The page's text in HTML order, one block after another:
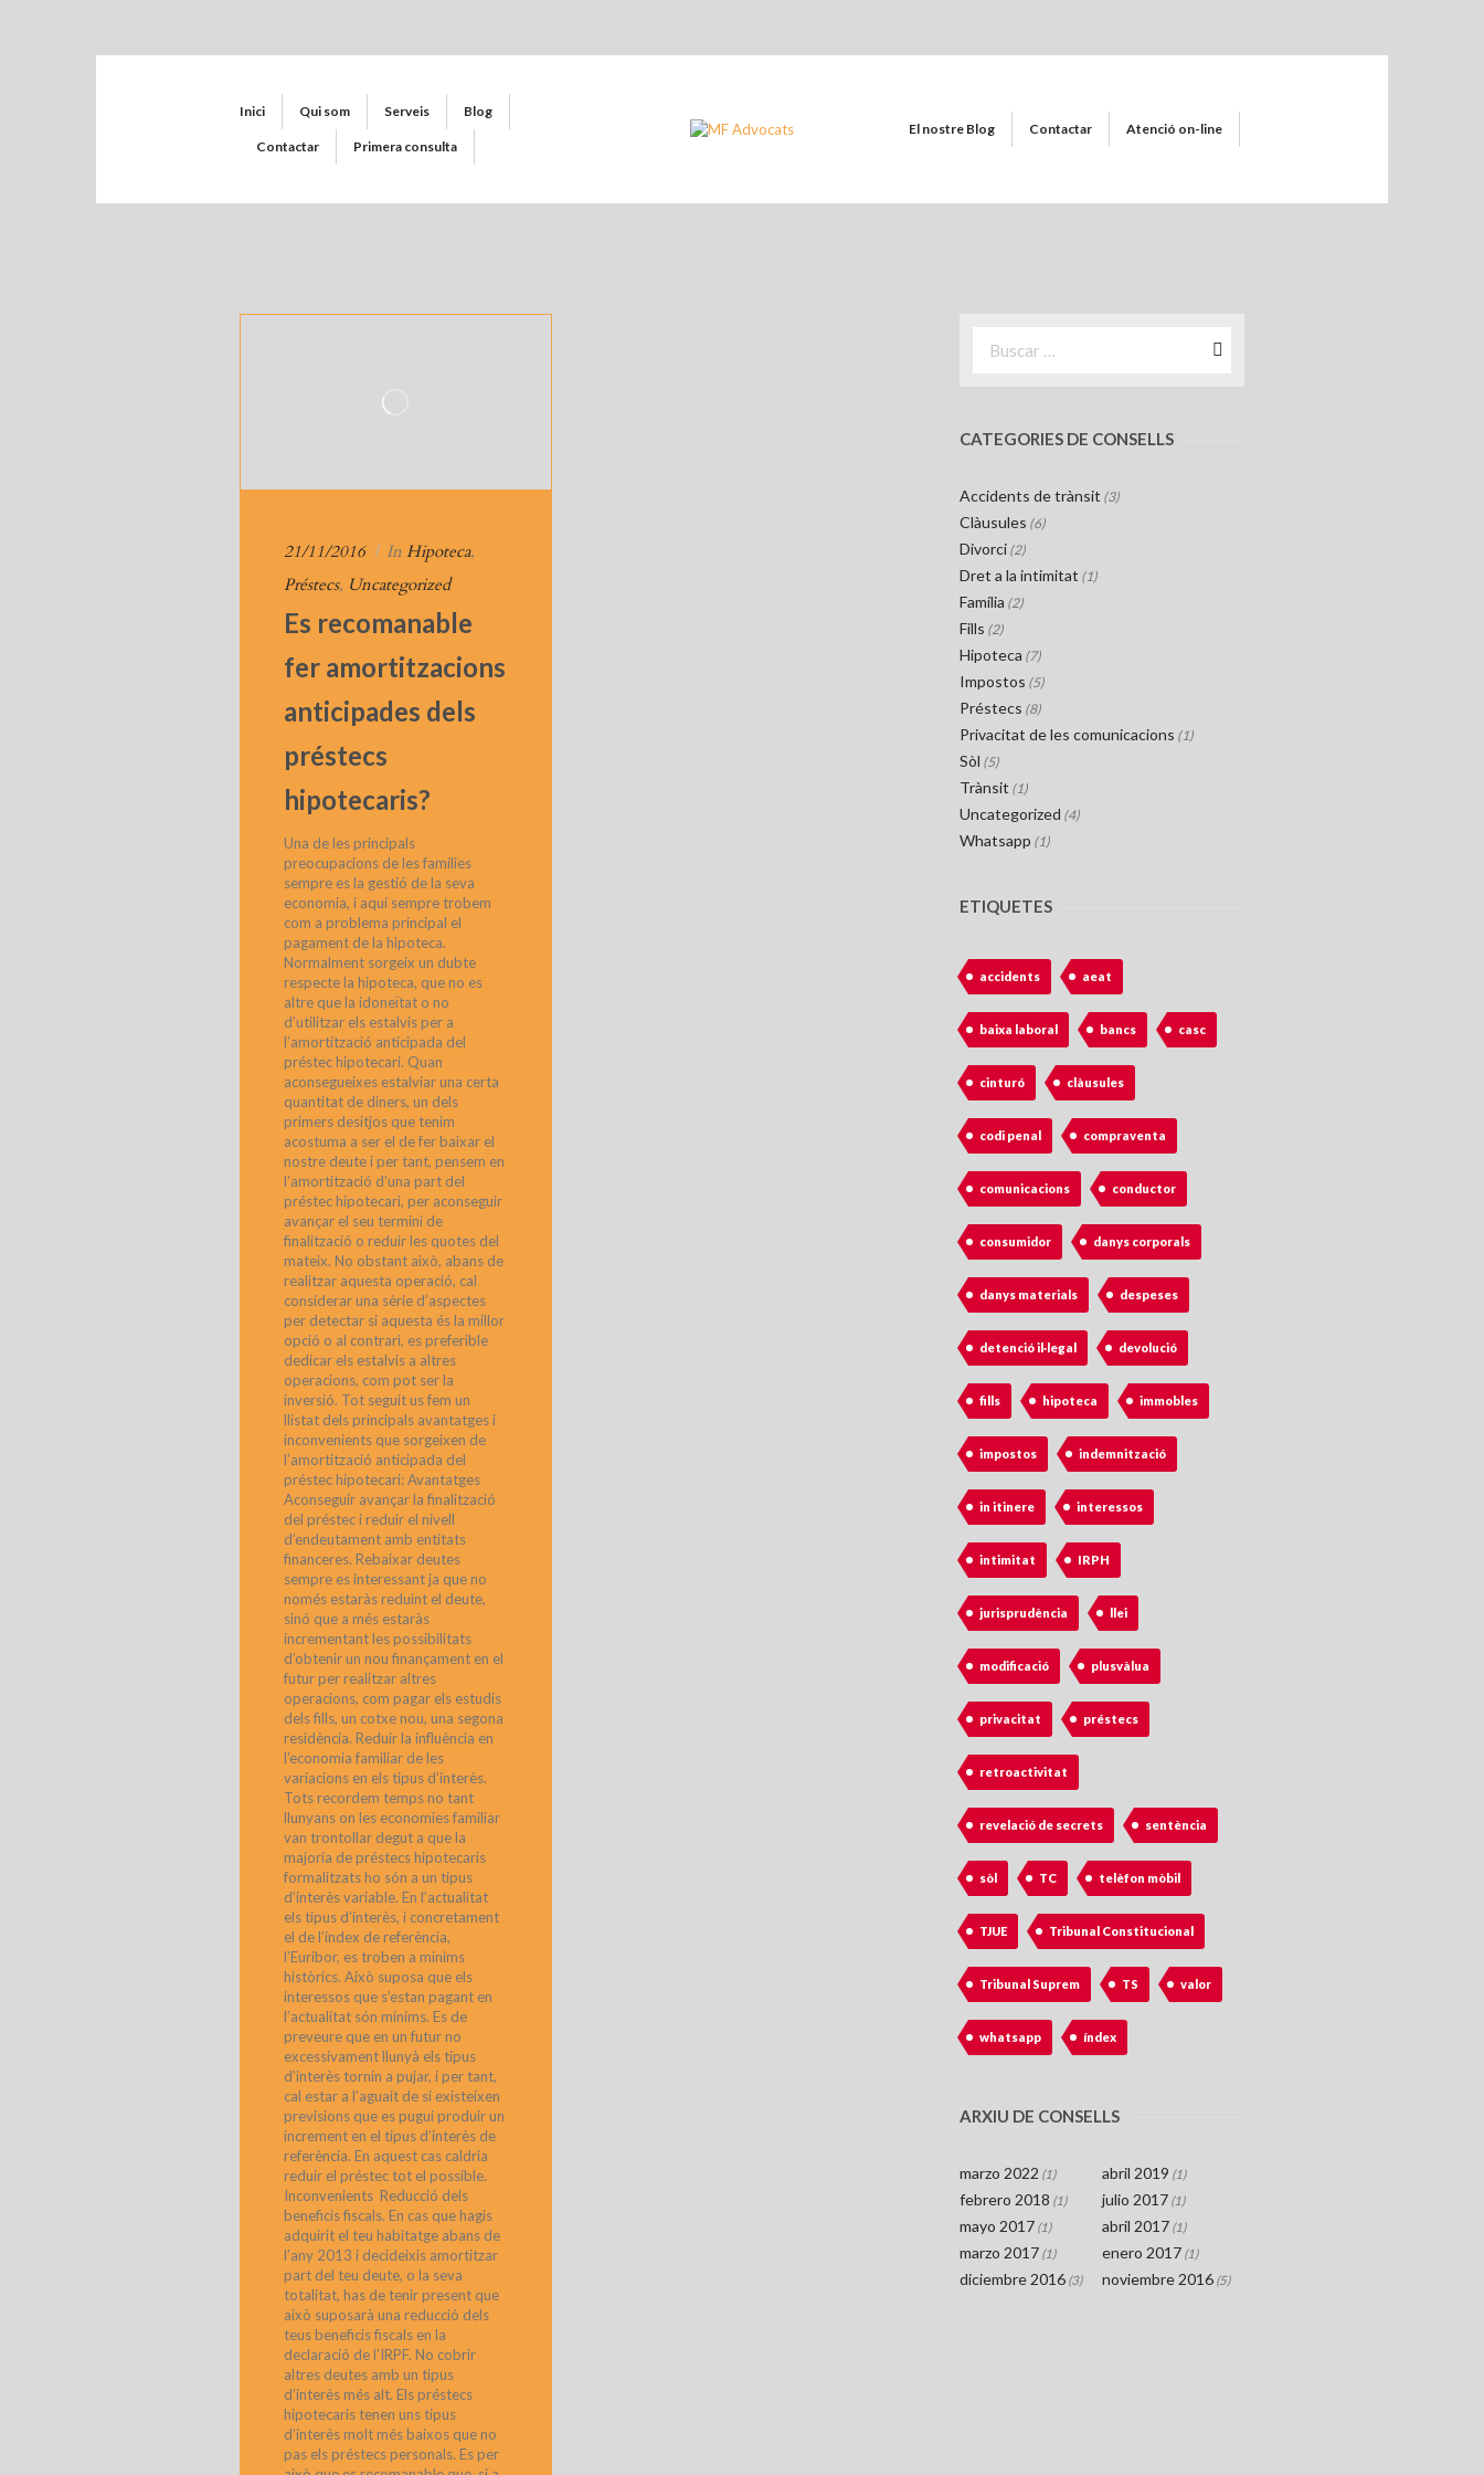
Inici Qui som Serveis Blog
Contactar Primera consulta
El nostre Blog Contactar Atenció on-line
21/11/2016 | In Hipoteca,
Préstecs, Uncategorized
Es recomanable
fer amortitzacions
anticipades dels
préstecs
hipotecaris?
Una de les principals
preocupacions de les famílies
sempre es la gestió de la seva
economia, i aquí sempre trobem
com a problema principal el
pagament de la hipoteca.
Normalment sorgeix un dubte
respecte la hipoteca, que no es
altre que la idoneïtat o no
d’utilitzar els estalvis per a
l’amortització anticipada del
préstec hipotecari. Quan
aconsegueixes estalviar una certa
quantitat de diners, un dels
primers desitjos que tenim
acostuma a ser el de fer baixar el
nostre deute i per tant, pensem en
l’amortització d’una part del
préstec hipotecari, per aconseguir
avançar el seu termini de
finalització o reduir les quotes del
mateix. No obstant això, abans de
realitzar aquesta operació, cal
considerar una sèrie d’aspectes
per detectar si aquesta és la millor
opció o al contrari, es preferible
dedicar els estalvis a altres
operacions, com pot ser la
inversió. Tot seguit us fem un
llistat dels principals avantatges i
inconvenients que sorgeixen de
l’amortització anticipada del
préstec hipotecari: Avantatges
Aconseguir avançar la finalització
del préstec i reduir el nivell
d’endeutament amb entitats
financeres. Rebaixar deutes
sempre es interessant ja que no
només estaràs reduint el deute,
sinó que a més estaràs
incrementant les possibilitats
d’obtenir un nou finançament en el
futur per realitzar altres
operacions, com pagar els estudis
dels fills, un cotxe nou, una segona
residència. Reduir la influència en
l’economia familiar de les
variacions en els tipus d’interès.
Tots recordem temps no tant
llunyans on les economies familiar
van trontollar degut a que la
majoria de préstecs hipotecaris
formalitzats ho són a un tipus
d’interès variable. En l’actualitat
els tipus d’interès, i concretament
el de l’índex de referència,
l’Euribor, es troben a mínims
històrics. Això suposa que els
interessos que s’estan pagant en
l’actualitat són mínims. Es de
preveure que en un futur no
excessivament llunyà els tipus
d’interès tornin a pujar, i per tant,
cal estar a l’aguait de si existeixen
previsions que es pugui produir un
increment en el tipus d’interès de
referència. En aquest cas caldria
reduir el préstec tot el possible.
Inconvenients Reducció dels
beneficis fiscals. En cas que hagis
adquirit el teu habitatge abans de
l’any 2013 i decideixis amortitzar
part del teu deute, o la seva
totalitat, has de tenir present que
això suposarà una reducció dels
teus beneficis fiscals en la
declaració de l’IRPF. No cobrir
altres deutes amb un tipus
d’interès més alt. Els préstecs
hipotecaris tenen uns tipus
d’interès molt més baixos que no
pas els préstecs personals. Es per
CATEGORIES DE CONSELLS
Accidents de trànsit (3)
Clàusules (6)
Divorci (2)
Dret a la intimitat (1)
Família (2)
Fills (2)
Hipoteca (7)
Impostos (5)
Préstecs (8)
Privacitat de les comunicacions (1)
Sòl (5)
Trànsit (1)
Uncategorized (4)
Whatsapp (1)
ETIQUETES
accidents aeat
baixa laboral bancs casc
cinturó clàusules
codi penal compraventa
comunicacions conductor
consumidor danys corporals
danys materials despeses
detenció il·legal devolució
fills hipoteca immobles
impostos indemnització
in itinere interessos
intimitat IRPH
jurisprudència llei
modificació plusvàlua
privacitat préstecs
retroactivitat
revelació de secrets sentència
sòl TC telèfon mòbil
TJUE Tribunal Constitucional
Tribunal Suprem TS valor
whatsapp índex
ARXIU DE CONSELLS
marzo 2022 (1) abril 2019 (1)
febrero 2018 (1) julio 2017 (1)
mayo 2017 (1) abril 2017 (1)
marzo 2017 (1) enero 2017 (1)
diciembre 2016 (3) noviembre 2016 (5)